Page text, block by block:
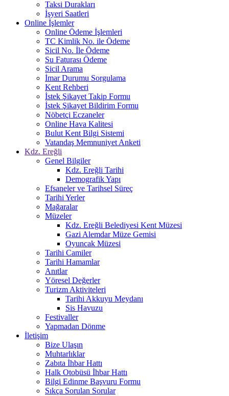
Taksi Durakları
İşyeri Saatleri
Online İşlemler
Online Ödeme İşlemleri
TC Kimlik No. ile Ödeme
Sicil No. İle Ödeme
Su Faturası Ödeme
Sicil Arama
İmar Durumu Sorgulama
Kent Rehberi
İstek Şikayet Takip Formu
İstek Şikayet Bildirim Formu
Nöbetçi Eczaneler
Online Hava Kalitesi
Bulut Kent Bilgi Sistemi
Vatandaş Memnuniyet Anketi
Kdz. Ereğli
Genel Bilgiler
Kdz. Ereğli Tarihi
Demografik Yapı
Efsaneler ve Tarihsel Süreç
Tarihi Yerler
Mağaralar
Müzeler
Kdz. Ereğli Belediyesi Kent Müzesi
Gazi Alemdar Müze Gemisi
Oyuncak Müzesi
Tarihi Camiler
Tarihi Hamamlar
Anıtlar
Yöresel Değerler
Turizm Aktiviteleri
Tarihi Akkuyu Meydanı
Sis Havuzu
Festivaller
Yapmadan Dönme
İletişim
Bize Ulaşın
Muhtarlıklar
Zabıta İhbar Hattı
Halk Otobüsü İhbar Hattı
Bilgi Edinme Başvuru Formu
Sıkça Sorulan Sorular